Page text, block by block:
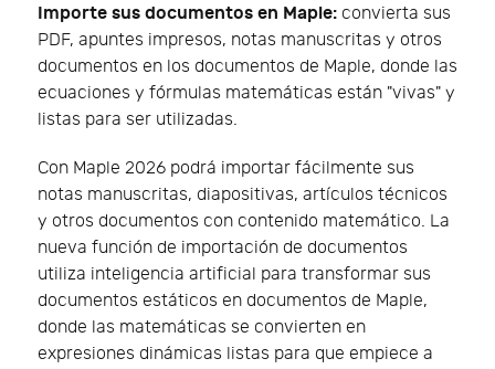
Importe sus documentos en Maple: convierta sus
PDF, apuntes impresos, notas manuscritas y otros
documentos en los documentos de Maple, donde las
ecuaciones y fórmulas matemáticas están "vivas" y
listas para ser utilizadas.
Con Maple 2026 podrá importar fácilmente sus
notas manuscritas, diapositivas, artículos técnicos
y otros documentos con contenido matemático. La
nueva función de importación de documentos
utiliza inteligencia artificial para transformar sus
documentos estáticos en documentos de Maple,
donde las matemáticas se convierten en
expresiones dinámicas listas para que empiece a